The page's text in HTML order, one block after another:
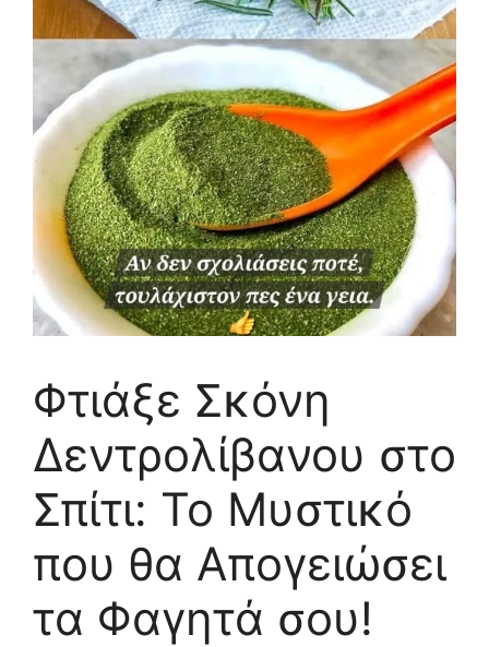
Φτιάξε Σκόνη
Δεντρολίβανου στο
Σπίτι: Το Μυστικό
που θα Απογειώσει
τα Φαγητά σου!